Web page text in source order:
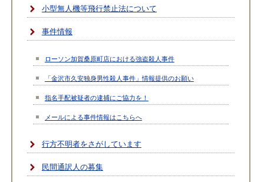
小型無人機等飛行禁止法について
事件情報
ローソン加賀桑原町店における強盗殺人事件
「金沢市久安独身男性殺人事件」情報提供のお願い
指名手配被疑者の逮捕にご協力を！
メールによる事件情報はこちらへ
行方不明者をさがしています
民間通訳人の募集